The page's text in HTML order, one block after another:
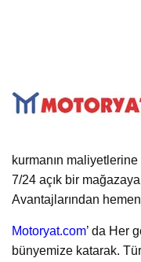
kurmanın
7/24 açık bir
Avantajlarından
Motoryat.com’ da Her
bünyemize katarak.